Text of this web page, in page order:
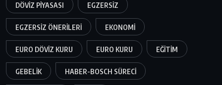
DÖVIZ PIYASASI EGZERSIZ
EGZERSIZ ÖNERILERI EKONOMI
EURO DÖVIZ KURU EURO KURU EĞITIM
GEBELIK HABER-BOSCH SÜRECI